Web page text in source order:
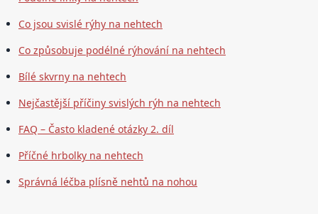
Co jsou svislé rýhy na nehtech
Co způsobuje podélné rýhování na nehtech
Bílé skvrny na nehtech
Nejčastější příčiny svislých rýh na nehtech
FAQ – Často kladené otázky 2. díl
Příčné hrbolky na nehtech
Správná léčba plísně nehtů na nohou